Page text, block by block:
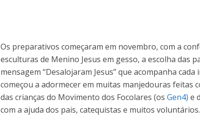
Os preparativos começaram em novembro, com a
esculturas de Menino Jesus em gesso, a escolha das
mensagem “Desalojaram Jesus” que acompanha cada
começou a adormecer em muitas manjedouras feitas
das crianças do Movimento dos Focolares (os Gen4) e
com a ajuda dos pais, catequistas e muitos voluntários.